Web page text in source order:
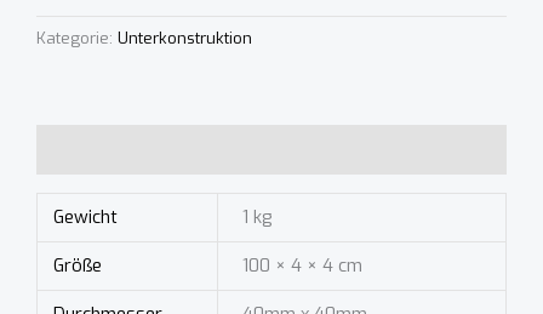
Kategorie: Unterkonstruktion
Gewicht
1 kg
Größe
100 × 4 × 4 cm